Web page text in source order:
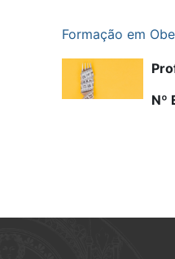
Formação em
Nº